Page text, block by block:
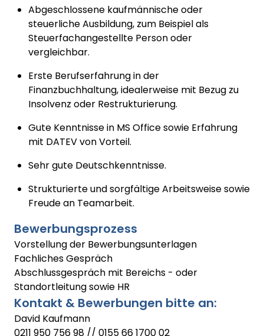
Abgeschlossene kaufmännische oder
steuerliche Ausbildung, zum Beispiel als
Steuerfachangestellte Person oder
vergleichbar.
Erste Berufserfahrung in der
Finanzbuchhaltung, idealerweise mit Bezug zu
Insolvenz oder Restrukturierung.
Gute Kenntnisse in MS Office sowie Erfahrung
mit DATEV von Vorteil.
Sehr gute Deutschkenntnisse.
Strukturierte und sorgfältige Arbeitsweise sowie
Freude an Teamarbeit.
Bewerbungsprozess
Vorstellung der Bewerbungsunterlagen
Fachliches Gespräch
Abschlussgespräch mit Bereichs - oder
Standortleitung sowie HR
Kontakt & Bewerbungen bitte an:
David Kaufmann
0211 950 756 98 // 0155 66 1700 02